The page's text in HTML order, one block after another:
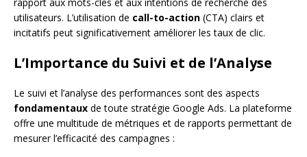
utilisateurs. L’utilisation de call-to-action (CTA) clairs et
incitatifs peut significativement améliorer les taux de clic.
L’Importance du Suivi et de l’Analyse
Le suivi et l’analyse des performances sont des aspects
fondamentaux de toute stratégie Google Ads. La plateforme
offre une multitude de métriques et de rapports permettant de
mesurer l’efficacité des campagnes :